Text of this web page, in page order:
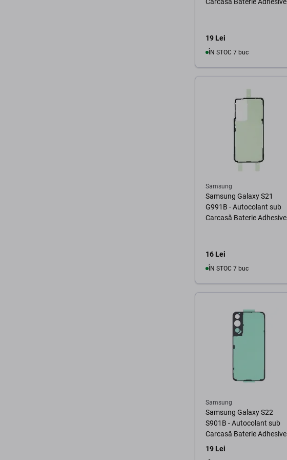
19 Lei
ÎN STOC 7 buc
Samsung
Samsung Galaxy S21
G991B - Autocolant sub
Carcasă Baterie Adhesive
16 Lei
ÎN STOC 7 buc
Samsung
Samsung Galaxy S22
S901B - Autocolant sub
Carcasă Baterie Adhesive
19 Lei